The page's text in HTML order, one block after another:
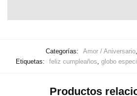
Categorías: Amor / Aniversario,
Etiquetas:
feliz cumpleaños, globo
Productos